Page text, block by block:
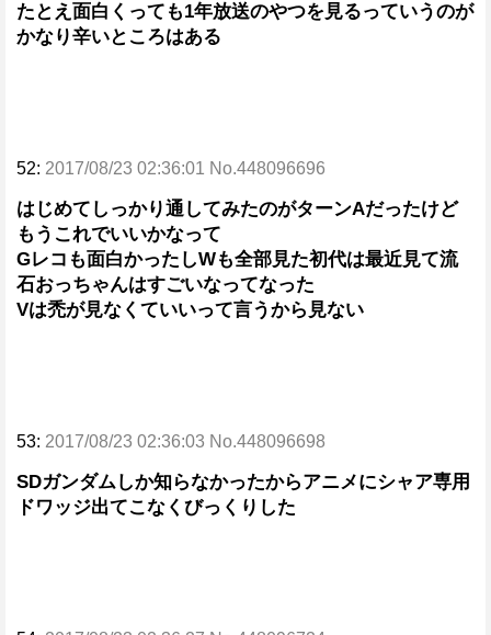
たとえ面白くっても1年放送のやつを見るっていうのが
かなり辛いところはある
52: 2017/08/23 02:36:01 No.448096696
はじめてしっかり通してみたのがターンAだったけど
もうこれでいいかなって
Gレコも面白かったしWも全部見た初代は最近見て流
石おっちゃんはすごいなってなった
Vは禿が見なくていいって言うから見ない
53: 2017/08/23 02:36:03 No.448096698
SDガンダムしか知らなかったからアニメにシャア専用
ドワッジ出てこなくびっくりした